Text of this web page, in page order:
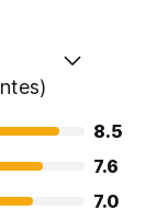
8.5
7.6
7.0